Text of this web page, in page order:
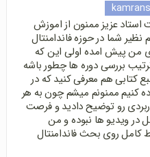
عزیز ممنون از اموزش
نظیر شما در حوزه فاندامنتال
من پیش امده اولی این که
بررسی دوره ها چطور باشه
کتابی هم معرفی کنید که در
کنیم ممنونم میشم چون به هر
رو توضیح دادید و فرصت
در ویدیو ها نبوده و من
کامل روی بحث فاندامنتال